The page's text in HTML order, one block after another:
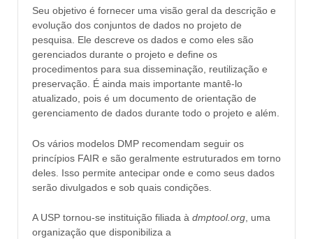
Seu objetivo é fornecer uma visão geral da descrição e
evolução dos conjuntos de dados no projeto de
pesquisa. Ele descreve os dados e como eles são
gerenciados durante o projeto e define os
procedimentos para sua disseminação, reutilização e
preservação. É ainda mais importante mantê-lo
atualizado, pois é um documento de orientação de
gerenciamento de dados durante todo o projeto e além.
Os vários modelos DMP recomendam seguir os
princípios FAIR e são geralmente estruturados em torno
deles. Isso permite antecipar onde e como seus dados
serão divulgados e sob quais condições.
A USP tornou-se instituição filiada à dmptool.org , uma
organização que disponibiliza a